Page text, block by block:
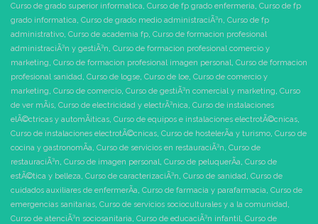
Curso de grado superior informatica, Curso de fp grado enfermeria, Curso de fp
grado informatica, Curso de grado medio administraciÃ³n, Curso de fp
administrativo, Curso de academia fp, Curso de formacion profesional
administraciÃ³n y gestiÃ³n, Curso de formacion profesional comercio y
marketing, Curso de formacion profesional imagen personal, Curso de formacion
profesional sanidad, Curso de logse, Curso de loe, Curso de comercio y
marketing, Curso de comercio, Curso de gestiÃ³n comercial y marketing, Curso
de ver mÃ¡s, Curso de electricidad y electrÃ³nica, Curso de instalaciones
elÃ©ctricas y automÃ¡ticas, Curso de equipos e instalaciones electrotÃ©cnicas,
Curso de instalaciones electrotÃ©cnicas, Curso de hostelerÃ­a y turismo, Curso de
cocina y gastronomÃ­a, Curso de servicios en restauraciÃ³n, Curso de
restauraciÃ³n, Curso de imagen personal, Curso de peluquerÃ­a, Curso de
estÃ©tica y belleza, Curso de caracterizaciÃ³n, Curso de sanidad, Curso de
cuidados auxiliares de enfermerÃ­a, Curso de farmacia y parafarmacia, Curso de
emergencias sanitarias, Curso de servicios socioculturales y a la comunidad,
Curso de atenciÃ³n sociosanitaria, Curso de educaciÃ³n infantil, Curso de